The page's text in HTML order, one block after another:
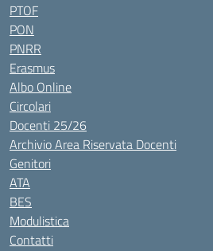
PTOF
PON
PNRR
Erasmus
Albo Online
Circolari
Docenti 25/26
Archivio Area Riservata Docenti
Genitori
ATA
BES
Modulistica
Contatti